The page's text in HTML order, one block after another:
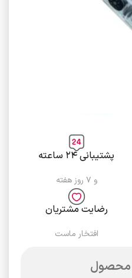
پشتیبانی ۲۴ ساعته
و ۷ روز هفته
رضایت مشتریان
افتخار ماست